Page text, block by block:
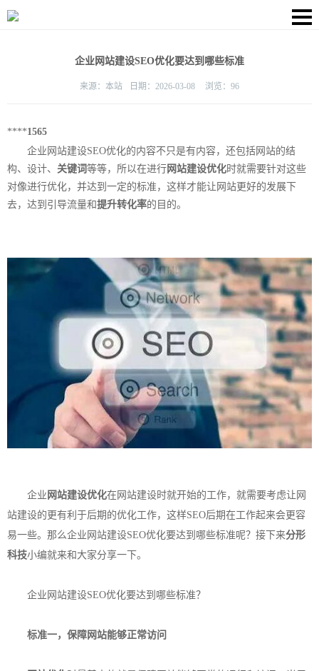
企业网站建设SEO优化要达到哪些标准
来源： 本站 日期： 2026-03-08 浏览： 96
****1565
企业网站建设SEO优化的内容不只是有内容，还包括网站的结
构、设计、 关键词等等，所以在进行 网站建设优化时就需要针对这些
对像进行优化，并达到一定的标准，这样才能让网站更好的发展下
去，达到引导流量和提升转化率的目的。
企业 网站建设优化在网站建设时就开始的工作，就需要考虑让网
站建设的更有利于后期的优化工作，这样SEO后期在工作起来会更容
易一些。那么企业网站建设SEO优化要达到哪些标准呢？接下来分形
科技小编就来和大家分享一下。
企业网站建设SEO优化要达到哪些标准？
标准一，保障网站能够正常访问